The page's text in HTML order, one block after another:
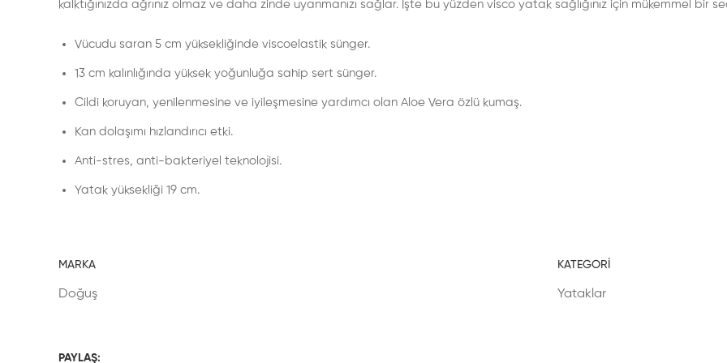
kalktığınızda ağrınız olmaz ve daha zinde uyanmanızı sağlar. İşte bu yüzden visco yatak sağlığınız için mükemmel bir
Vücudu saran 5 cm yüksekliğinde viscoelastik sünger.
13 cm kalınlığında yüksek yoğunluğa sahip sert sünger.
Cildi koruyan, yenilenmesine ve iyileşmesine yardımcı olan Aloe Vera özlü kumaş.
Kan dolaşımı hızlandırıcı etki.
Anti-stres, anti-bakteriyel teknolojisi.
Yatak yüksekliği 19 cm.
MARKA
Doğuş
KATEGORI
Yataklar
PAYLAŞ: